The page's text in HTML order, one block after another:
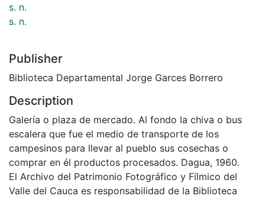
s. n.
s. n.
Publisher
Biblioteca Departamental Jorge Garces Borrero
Description
Galería o plaza de mercado. Al fondo la chiva o bus
escalera que fue el medio de transporte de los
campesinos para llevar al pueblo sus cosechas o
comprar en él productos procesados. Dagua, 1960.
El Archivo del Patrimonio Fotográfico y Fílmico del
Valle del Cauca es responsabilidad de la Biblioteca